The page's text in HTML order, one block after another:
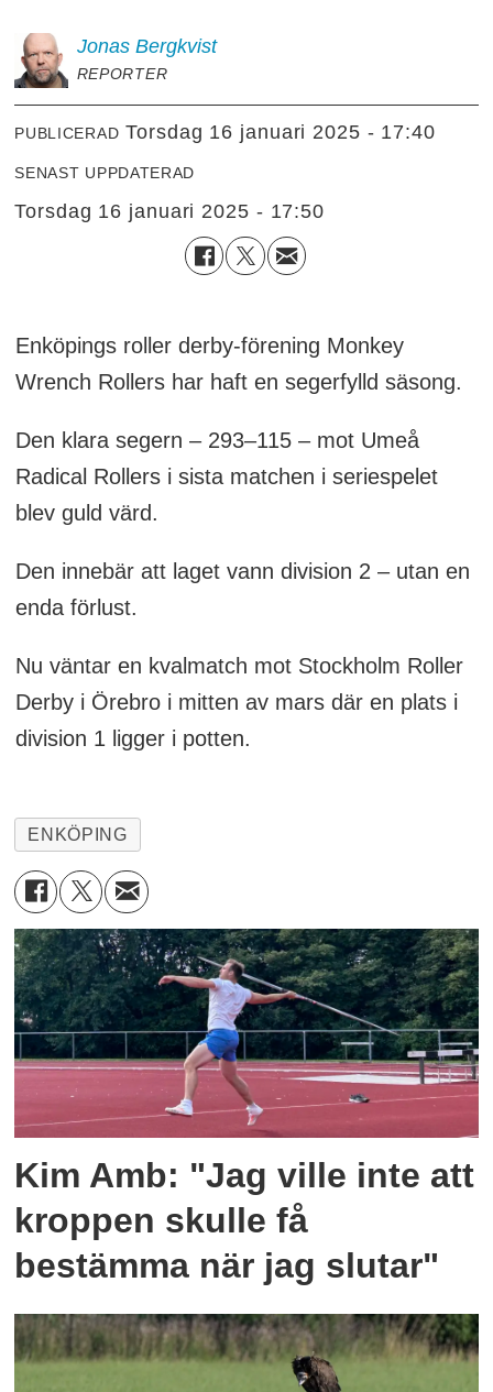
Jonas Bergkvist
REPORTER
PUBLICERAD torsdag 16 januari 2025 - 17:40
SENAST UPPDATERAD
torsdag 16 januari 2025 - 17:50
Enköpings roller derby-förening Monkey
Wrench Rollers har haft en segerfylld säsong.
Den klara segern – 293–115 – mot Umeå
Radical Rollers i sista matchen i seriespelet
blev guld värd.
Den innebär att laget vann division 2 – utan en
enda förlust.
Nu väntar en kvalmatch mot Stockholm Roller
Derby i Örebro i mitten av mars där en plats i
division 1 ligger i potten.
ENKÖPING
Kim Amb: "Jag ville inte att
kroppen skulle få
bestämma när jag slutar"